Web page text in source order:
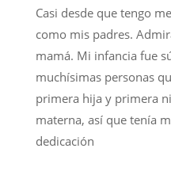
Casi desde que tengo
como mis padres.
mamá. Mi infancia fue
muchísimas personas
primera hija y primera
materna, así que tenía
dedicación